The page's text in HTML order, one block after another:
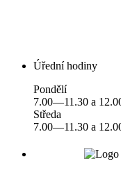
Úřední hodiny
Pondělí
7.00—11.30 a
Středa
7.00—11.30 a